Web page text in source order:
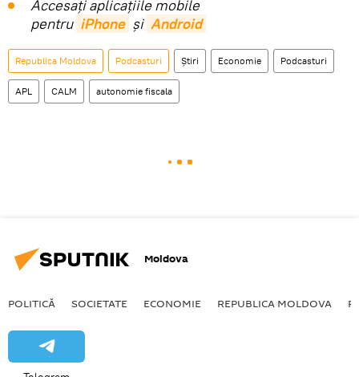
Accesaţi aplicaţiile mobile
pentru iPhone și Android
Republica Moldova Podcasturi Știri Economie Podcasturi
APL CALM autonomie fiscala
Moldova
POLITICĂ SOCIETATE ECONOMIE REPUBLICA MOLDOVA